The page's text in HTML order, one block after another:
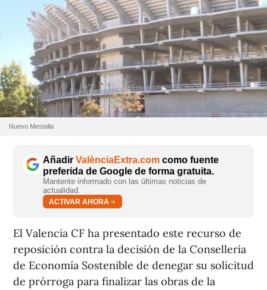
Nuevo Mestalla
Añadir ValènciaExtra.com como fuente
preferida de Google de forma gratuita.
Mantente informado con las últimas noticias de
actualidad.
ACTIVAR AHORA
El Valencia CF ha presentado este recurso de
reposición contra la decisión de la Conselleria
de Economía Sostenible de denegar su solicitud
de prórroga para finalizar las obras de la